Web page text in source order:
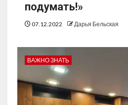
подумать!»
07.12.2022 Дарья Бельская
ВАЖНО ЗНАТЬ